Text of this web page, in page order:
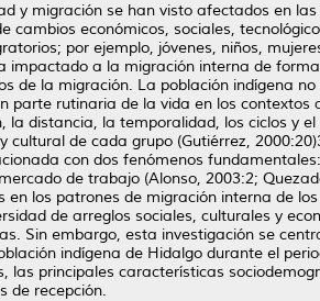
y migración se han visto afectados en
cambios económicos, sociales,
por ejemplo, jóvenes, niños,
impactado a la migración interna de
de la migración. La población indígena
parte rutinaria de la vida en los
la distancia, la temporalidad, los ciclos y
cultural de cada grupo (Gutiérrez,
con dos fenómenos
de trabajo (Alonso, 2003:2;
en los patrones de migración interna de
de arreglos sociales, culturales y
Sin embargo, esta investigación se
indígena de Hidalgo durante el
las principales características
de recepción.